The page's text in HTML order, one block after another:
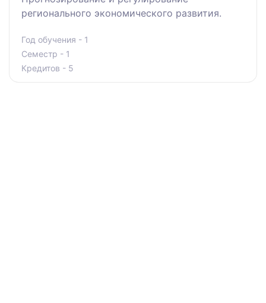
регионального экономического развития.
Год обучения - 1
Семестр - 1
Кредитов - 5